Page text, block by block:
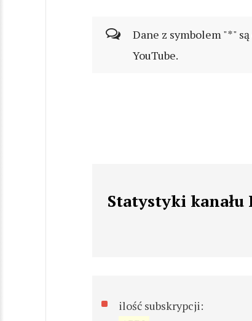
Dane z symbolem "*"
YouTube.
Statystyki kanału
ilość subskrypcji: